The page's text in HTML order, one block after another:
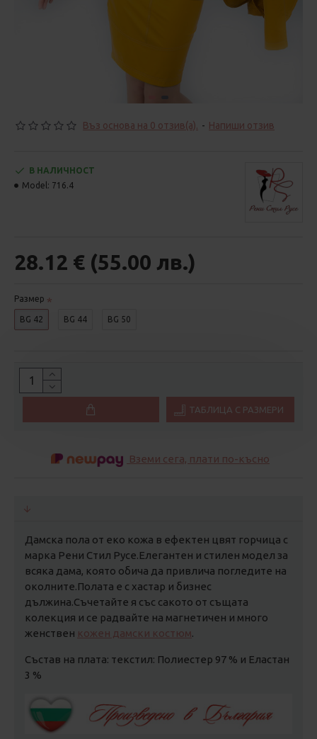
Въз основа на 0 отзив(а). - Напиши отзив
28.12 € (55.00 лв.)
В НАЛИЧНОСТ
Model: 716.4
Размер
BG 42 BG 44 BG 50
ТАБЛИЦА С РАЗМЕРИ
Вземи сега, плати по-късно
Дамска пола от еко кожа в ефектен цвят горчица с
марка Рени Стил Русе.Елегантен и стилен модел за
всяка дама, която обича да привлича погледите на
околните.Полата е с хастар и бизнес
дължина.Съчетайте я със сакото от същата
колекция и се радвайте на магнетичен и много
женствен кожен дамски костюм.
Състав на плата: текстил: Полиестер 97 % и Еластан
3 %